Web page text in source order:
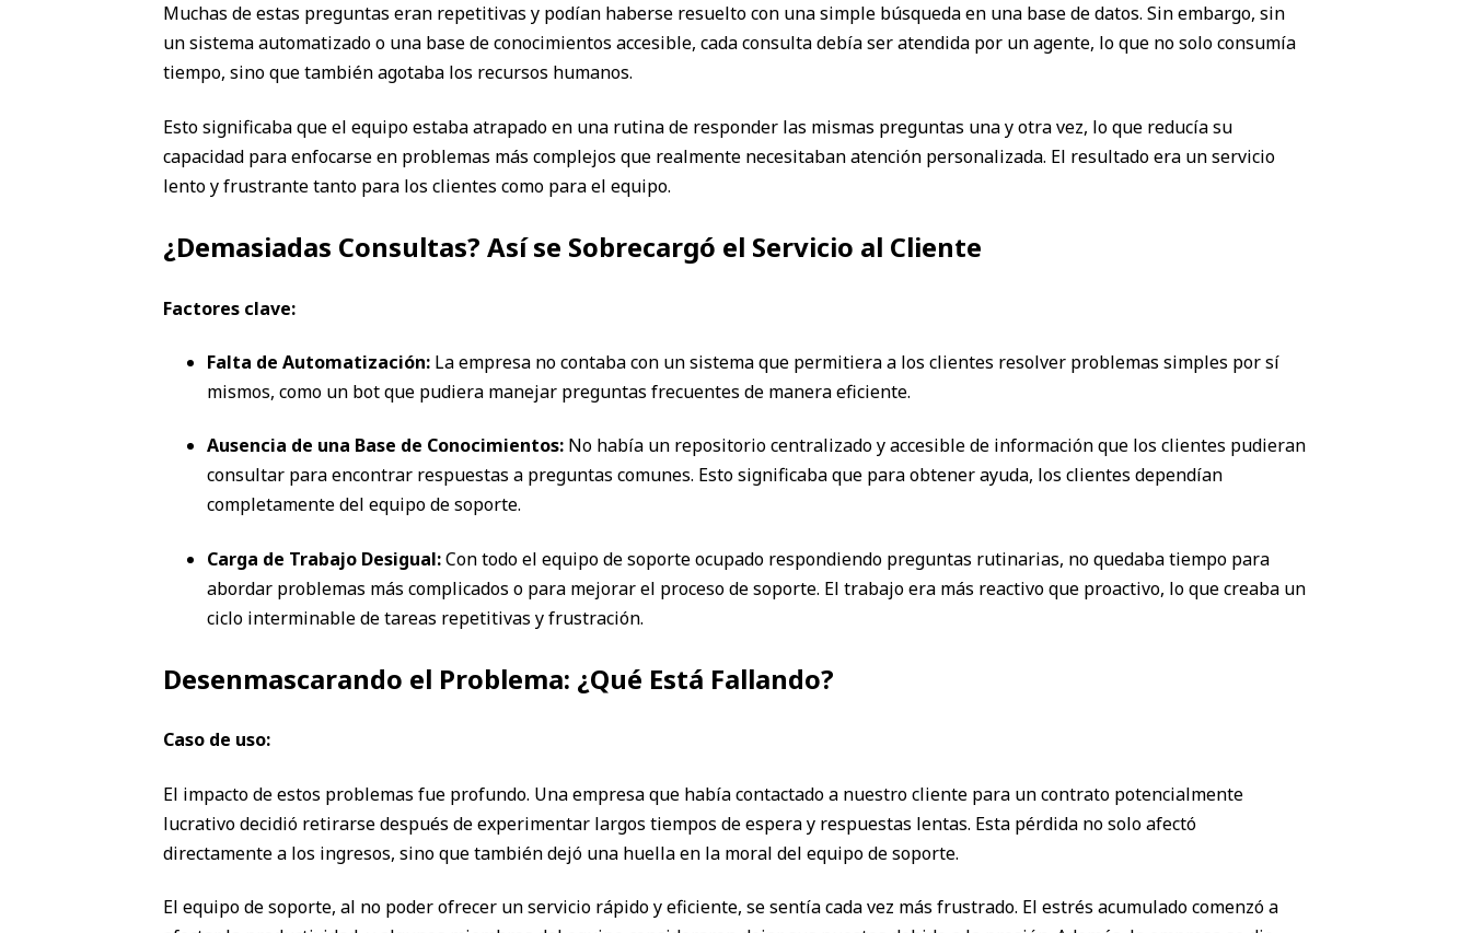
Muchas de estas preguntas eran repetitivas y podían haberse resuelto con una simple búsqueda en una base de datos. Sin embargo, sin
un sistema automatizado o una base de conocimientos accesible, cada consulta debía ser atendida por un agente, lo que no solo consumía
tiempo, sino que también agotaba los recursos humanos.
Esto significaba que el equipo estaba atrapado en una rutina de responder las mismas preguntas una y otra vez, lo que reducía su
capacidad para enfocarse en problemas más complejos que realmente necesitaban atención personalizada. El resultado era un servicio
lento y frustrante tanto para los clientes como para el equipo.
¿Demasiadas Consultas? Así se Sobrecargó el Servicio al Cliente
Factores clave:
Falta de Automatización: La empresa no contaba con un sistema que permitiera a los clientes resolver problemas simples por sí
mismos, como un bot que pudiera manejar preguntas frecuentes de manera eficiente.
Ausencia de una Base de Conocimientos: No había un repositorio centralizado y accesible de información que los clientes pudieran
consultar para encontrar respuestas a preguntas comunes. Esto significaba que para obtener ayuda, los clientes dependían
completamente del equipo de soporte.
Carga de Trabajo Desigual:Con todo el equipo de soporte ocupado respondiendo preguntas rutinarias, no quedaba tiempo para
abordar problemas más complicados o para mejorar el proceso de soporte. El trabajo era más reactivo que proactivo, lo que creaba un
ciclo interminable de tareas repetitivas y frustración.
Desenmascarando el Problema: ¿Qué Está Fallando?
Caso de uso:
El impacto de estos problemas fue profundo. Una empresa que había contactado a nuestro cliente para un contrato potencialmente
lucrativo decidió retirarse después de experimentar largos tiempos de espera y respuestas lentas. Esta pérdida no solo afectó
directamente a los ingresos, sino que también dejó una huella en la moral del equipo de soporte.
El equipo de soporte, al no poder ofrecer un servicio rápido y eficiente, se sentía cada vez más frustrado. El estrés acumulado comenzó a